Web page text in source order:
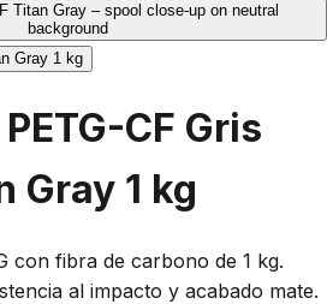
CF Gris
Gray 1 kg
con fibra de carbono de 1 kg.
al impacto y acabado mate.